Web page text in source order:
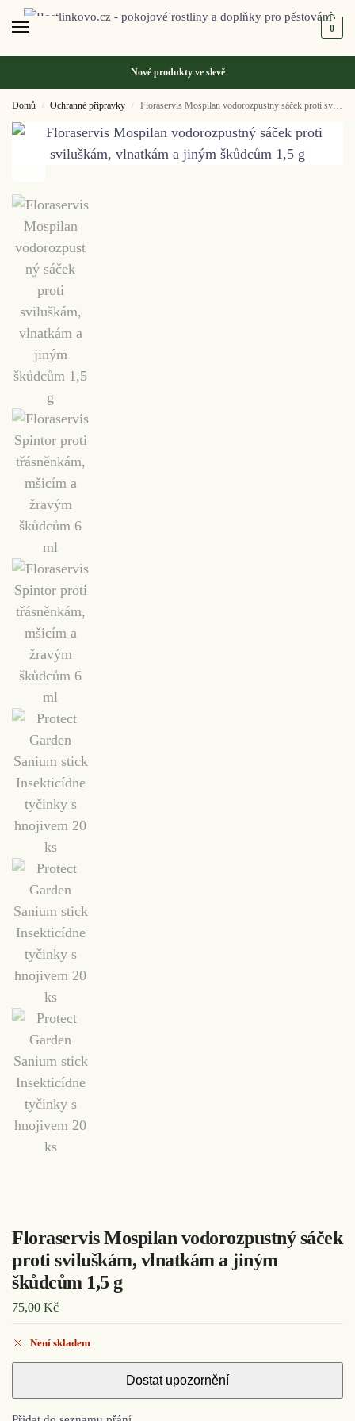
0
Nové produkty ve slevě
Domů / Ochranné přípravky / Floraservis Mospilan vodorozpustný sáček proti sviluškám, vlnatkám a jiným škůdcům 1,5 g
Floraservis Mospilan vodorozpustný sáček
proti sviluškám, vlnatkám a jiným
škůdcům 1,5 g
75,00 Kč
Není skladem